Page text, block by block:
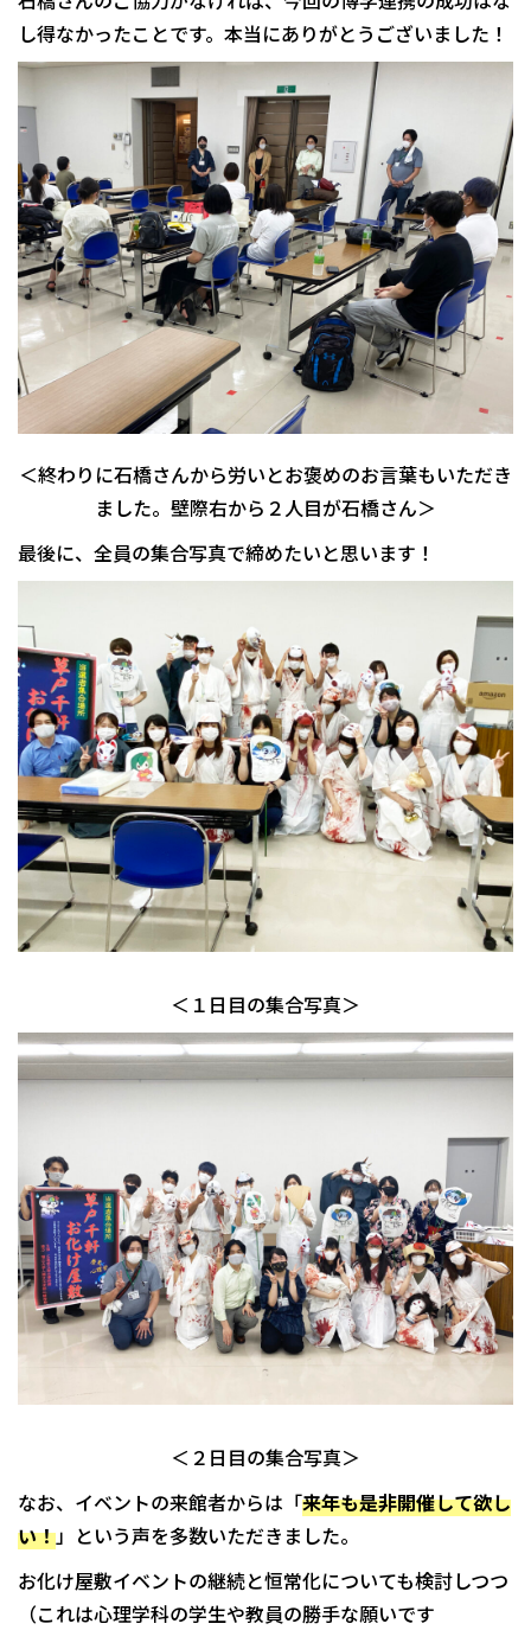
し得なかったことです。本当にありがとうございました！
＜終わりに石橋さんから労いとお褒めのお言葉もいただき
ました。壁際右から２人目が石橋さん＞
最後に、全員の集合写真で締めたいと思います！
＜１日目の集合写真＞
＜２日目の集合写真＞
なお、イベントの来館者からは「来年も是非開催して欲し
い！」という声を多数いただきました。
お化け屋敷イベントの継続と恒常化についても検討しつつ
（これは心理学科の学生や教員の勝手な願いです